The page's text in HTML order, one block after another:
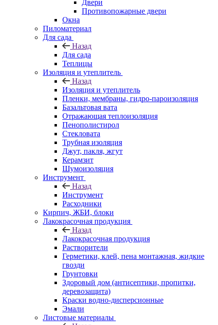
Двери
Противопожарные двери
Окна
Пиломатериал
Для сада
Назад
Для сада
Теплицы
Изоляция и утеплитель
Назад
Изоляция и утеплитель
Пленки, мембраны, гидро-пароизоляция
Базальтовая вата
Отражающая теплоизоляция
Пенополистирол
Стекловата
Трубная изоляция
Джут, пакля, жгут
Керамзит
Шумоизоляция
Инструмент
Назад
Инструмент
Расходники
Кирпич, ЖБИ, блоки
Лакокрасочная продукция
Назад
Лакокрасочная продукция
Растворители
Герметики, клей, пена монтажная, жидкие
гвозди
Грунтовки
Здоровый дом (антисептики, пропитки,
деревозащита)
Краски водно-дисперсионные
Эмали
Листовые материалы